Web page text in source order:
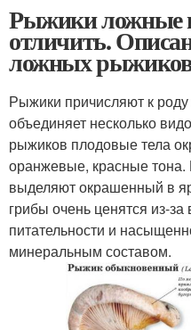
Рыжики ложные
отличить.
ложных
Рыжики причисляют к
объединяет несколько
рыжиков плодовые тела
оранжевые, красные
выделяют окрашенный в
грибы очень ценятся из-
питательности и
минеральным составом.